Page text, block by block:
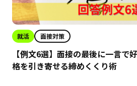
就活 面接対策
【例文6選】面接の最後に一言で
格を引き寄せる締めくくり術